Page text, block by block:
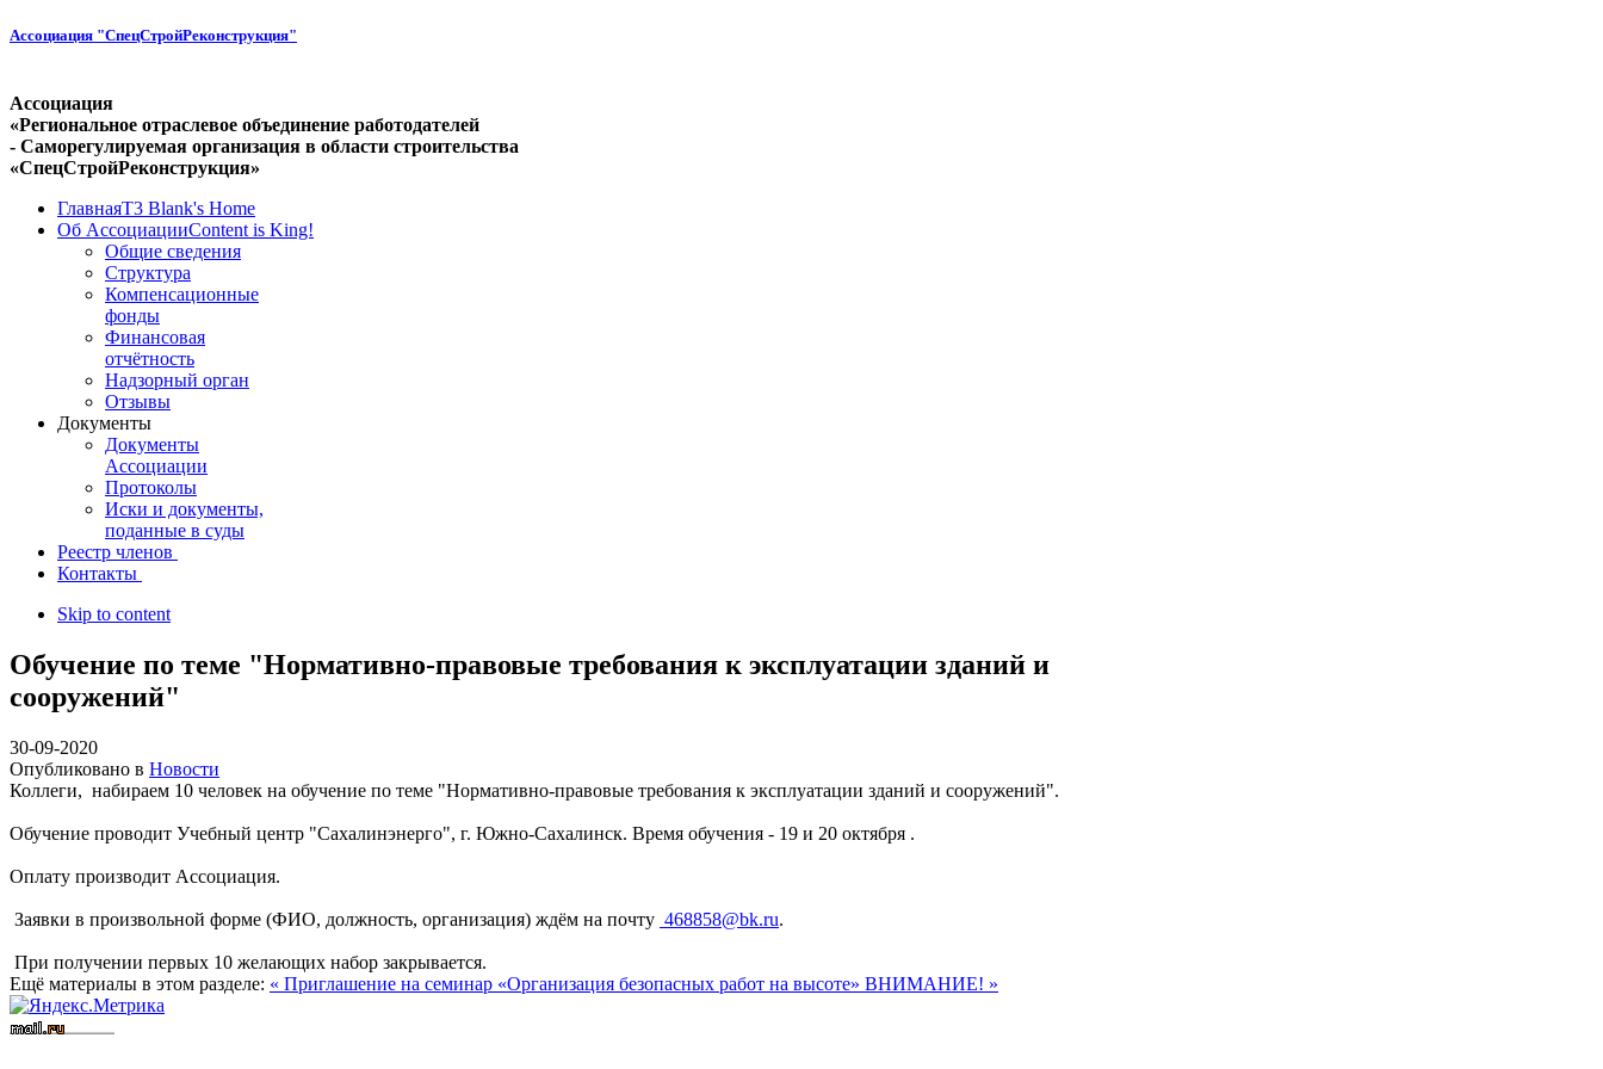
Ассоциация "СпецСтройРеконструкция"
Ассоциация
«Региональное отраслевое объединение работодателей
- Саморегулируемая организация в области строительства
«СпецСтройРеконструкция»
ГлавнаяT3 Blank's Home
Об АссоциацииContent is King!
Общие сведения
Структура
Компенсационные
фонды
Финансовая
отчётность
Надзорный орган
Отзывы
Документы
Документы
Ассоциации
Протоколы
Иски и документы,
поданные в суды
Реестр членов
Контакты
Skip to content
Обучение по теме "Нормативно-правовые требования к эксплуатации зданий и
сооружений"
30-09-2020
Опубликовано в Новости
Коллеги, набираем 10 человек на обучение по теме "Нормативно-правовые требования к эксплуатации зданий и сооружений".
Обучение проводит Учебный центр "Сахалинэнерго", г. Южно-Сахалинск. Время обучения - 19 и 20 октября .
Оплату производит Ассоциация.
Заявки в произвольной форме (ФИО, должность, организация) ждём на почту 468858@bk.ru.
При получении первых 10 желающих набор закрывается.
Ещё материалы в этом разделе: « Приглашение на семинар «Организация безопасных работ на высоте» ВНИМАНИЕ! »